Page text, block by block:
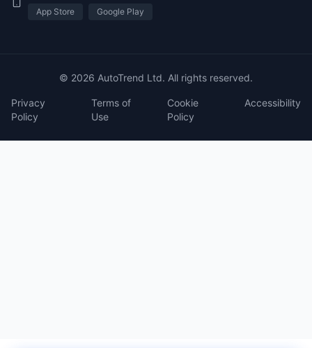
App Store Google Play
© 2026 AutoTrend Ltd. All rights reserved.
Privacy
Policy
Terms of
Use
Cookie
Policy
Accessibility